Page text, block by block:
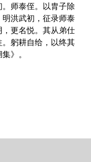
师泰侄。以胄子除
洪武初，征录师泰
更名悦。其从弟仕
躬耕自给，以终其
》。